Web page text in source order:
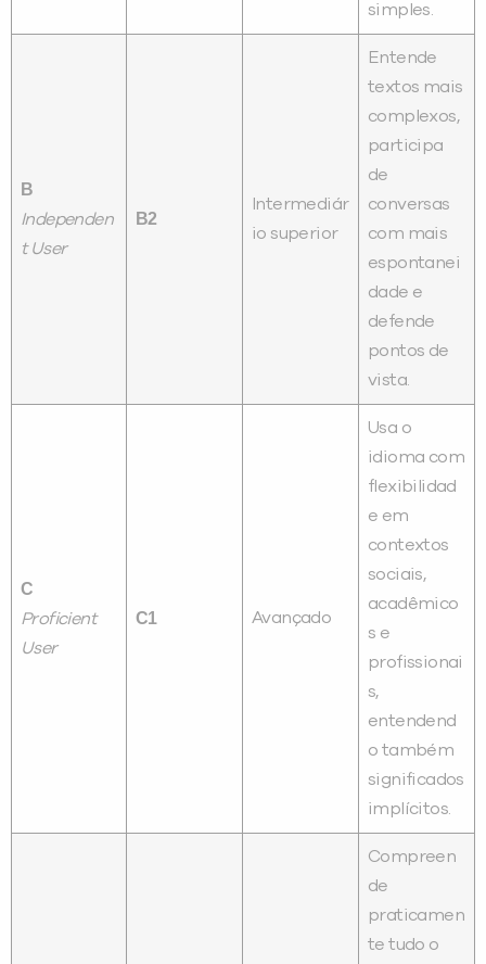
simples.
B
Independen
t User
B2
Intermediár
io superior
Entende
textos mais
complexos,
participa
de
conversas
com mais
espontanei
dade e
defende
pontos de
vista.
C
Proficient
User
C1 Avançado
Usa o
idioma com
flexibilidad
e em
contextos
sociais,
acadêmico
s e
profissionai
s,
entendend
o também
significados
implícitos.
Compreen
de
praticamen
te tudo o